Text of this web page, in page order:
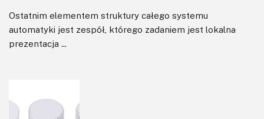
Ostatnim elementem struktury całego systemu
automatyki jest zespół, którego zadaniem jest lokalna
prezentacja ...